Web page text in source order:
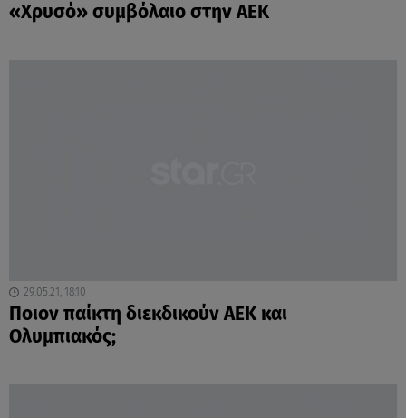
«Χρυσό» συμβόλαιο στην ΑΕΚ
29.05.21, 18:10
Ποιον παίκτη διεκδικούν ΑΕΚ και
Ολυμπιακός;